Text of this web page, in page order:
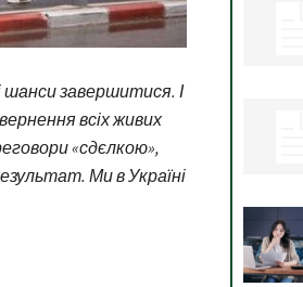
шанси завершитися. І
всіх живих
«сдєлкою»,
Ми в Україні